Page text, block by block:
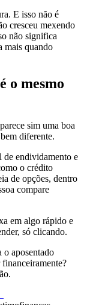
E isso não é
cresceu mexendo
não significa
mais quando
o mesmo
sim uma boa
diferente.
de endividamento e
o crédito
de opções, dentro
compare
em algo rápido e
só clicando.
o aposentado